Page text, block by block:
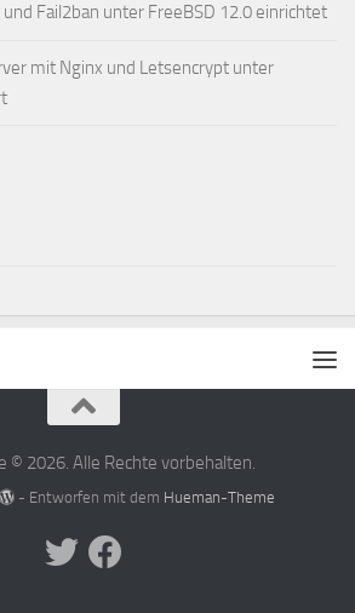
Fail2ban unter FreeBSD 12.0 einrichtet
mit Nginx und Letsencrypt unter
© 2026. Alle Rechte vorbehalten.
- Entworfen mit dem Hueman-Theme